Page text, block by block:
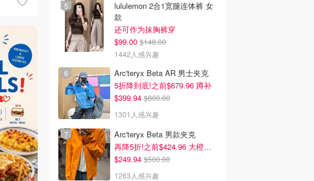
lululemon 2合1宽腿连体裤 女
款
还可作为抹胸裤穿
$99.00 $148.00
1442人感兴趣
Arc'teryx Beta AR 男士夹克
5折降到底!之前$679.96 蹲补
$399.94 $800.00
1301人感兴趣
Arc'teryx Beta 男款夹克
再降5折!之前$424.96 大橙子好显白 蹲补
$249.94 $500.00
1263人感兴趣